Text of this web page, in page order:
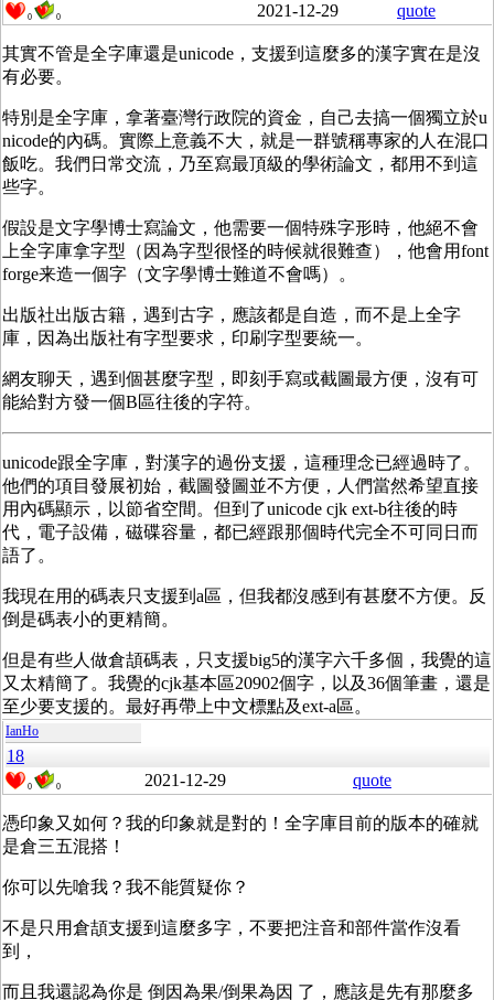
0 0 2021-12-29 quote
其實不管是全字庫還是unicode，支援到這麼多的漢字實在是沒
有必要。
特別是全字庫，拿著臺灣行政院的資金，自己去搞一個獨立於u
nicode的內碼。實際上意義不大，就是一群號稱專家的人在混口
飯吃。我們日常交流，乃至寫最頂級的學術論文，都用不到這
些字。
假設是文字學博士寫論文，他需要一個特殊字形時，他絕不會
上全字庫拿字型（因為字型很怪的時候就很難查），他會用font
forge来造一個字（文字學博士難道不會嗎）。
出版社出版古籍，遇到古字，應該都是自造，而不是上全字
庫，因為出版社有字型要求，印刷字型要統一。
網友聊天，遇到個甚麼字型，即刻手寫或截圖最方便，沒有可
能給對方發一個B區往後的字符。
unicode跟全字庫，對漢字的過份支援，這種理念已經過時了。
他們的項目發展初始，截圖發圖並不方便，人們當然希望直接
用內碼顯示，以節省空間。但到了unicode cjk ext-b往後的時
代，電子設備，磁碟容量，都已經跟那個時代完全不可同日而
語了。
我現在用的碼表只支援到a區，但我都沒感到有甚麼不方便。反
倒是碼表小的更精簡。
但是有些人做倉頡碼表，只支援big5的漢字六千多個，我覺的這
又太精簡了。我覺的cjk基本區20902個字，以及36個筆畫，還是
至少要支援的。最好再帶上中文標點及ext-a區。
IanHo
18
0 0 2021-12-29 quote
憑印象又如何？我的印象就是對的！全字庫目前的版本的確就
是倉三五混搭！
你可以先嗆我？我不能質疑你？
不是只用倉頡支援到這麼多字，不要把注音和部件當作沒看
到，
而且我還認為你是 倒因為果/倒果為因 了，應該是先有那麼多